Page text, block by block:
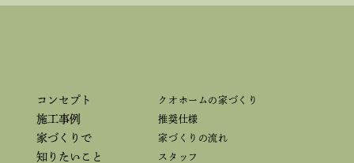
コンセプト
施工事例
家づくりで
知りたいこと
クオホームの家づくり
推奨仕様
家づくりの流れ
スタッフ